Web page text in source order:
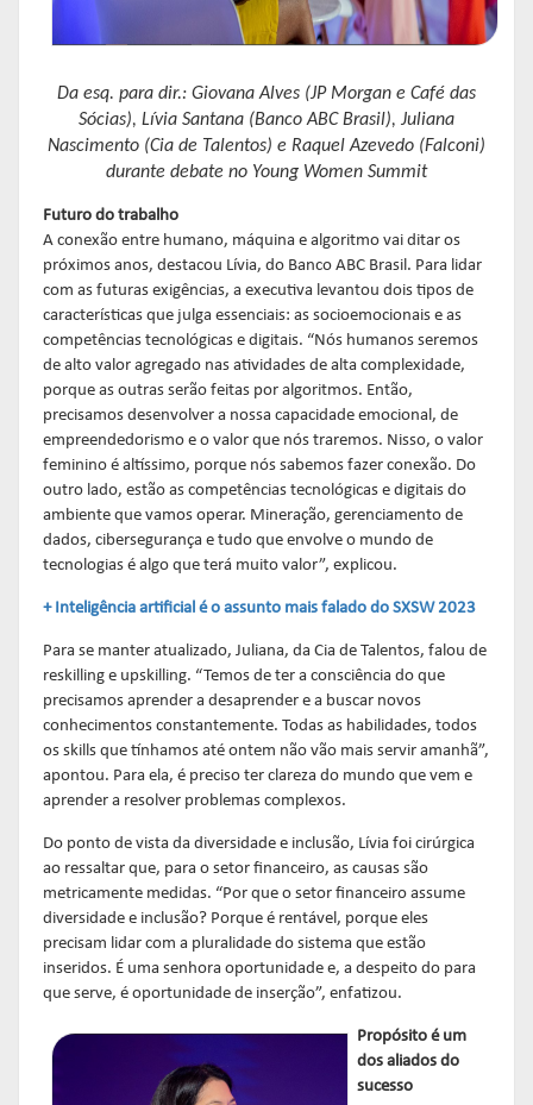
Da esq. para dir.: Giovana Alves (JP Morgan e Café das
Sócias), Lívia Santana (Banco ABC Brasil), Juliana
Nascimento (Cia de Talentos) e Raquel Azevedo (Falconi)
durante debate no Young Women Summit
Futuro do trabalho
A conexão entre humano, máquina e algoritmo vai ditar os
próximos anos, destacou Lívia, do Banco ABC Brasil. Para lidar
com as futuras exigências, a executiva levantou dois tipos de
características que julga essenciais: as socioemocionais e as
competências tecnológicas e digitais. “Nós humanos seremos
de alto valor agregado nas atividades de alta complexidade,
porque as outras serão feitas por algoritmos. Então,
precisamos desenvolver a nossa capacidade emocional, de
empreendedorismo e o valor que nós traremos. Nisso, o valor
feminino é altíssimo, porque nós sabemos fazer conexão. Do
outro lado, estão as competências tecnológicas e digitais do
ambiente que vamos operar. Mineração, gerenciamento de
dados, cibersegurança e tudo que envolve o mundo de
tecnologias é algo que terá muito valor”, explicou.
+ Inteligência artificial é o assunto mais falado do SXSW 2023
Para se manter atualizado, Juliana, da Cia de Talentos, falou de
reskilling e upskilling. “Temos de ter a consciência do que
precisamos aprender a desaprender e a buscar novos
conhecimentos constantemente. Todas as habilidades, todos
os skills que tínhamos até ontem não vão mais servir amanhã”,
apontou. Para ela, é preciso ter clareza do mundo que vem e
aprender a resolver problemas complexos.
Do ponto de vista da diversidade e inclusão, Lívia foi cirúrgica
ao ressaltar que, para o setor financeiro, as causas são
metricamente medidas. “Por que o setor financeiro assume
diversidade e inclusão? Porque é rentável, porque eles
precisam lidar com a pluralidade do sistema que estão
inseridos. É uma senhora oportunidade e, a despeito do para
que serve, é oportunidade de inserção”, enfatizou.
Propósito é um
dos aliados do
sucesso